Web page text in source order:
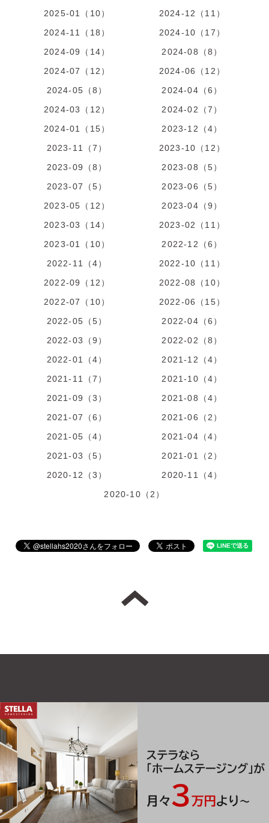
2025-01（10）
2024-12（11）
2024-11（18）
2024-10（17）
2024-09（14）
2024-08（8）
2024-07（12）
2024-06（12）
2024-05（8）
2024-04（6）
2024-03（12）
2024-02（7）
2024-01（15）
2023-12（4）
2023-11（7）
2023-10（12）
2023-09（8）
2023-08（5）
2023-07（5）
2023-06（5）
2023-05（12）
2023-04（9）
2023-03（14）
2023-02（11）
2023-01（10）
2022-12（6）
2022-11（4）
2022-10（11）
2022-09（12）
2022-08（10）
2022-07（10）
2022-06（15）
2022-05（5）
2022-04（6）
2022-03（9）
2022-02（8）
2022-01（4）
2021-12（4）
2021-11（7）
2021-10（4）
2021-09（3）
2021-08（4）
2021-07（6）
2021-06（2）
2021-05（4）
2021-04（4）
2021-03（5）
2021-01（2）
2020-12（3）
2020-11（4）
2020-10（2）